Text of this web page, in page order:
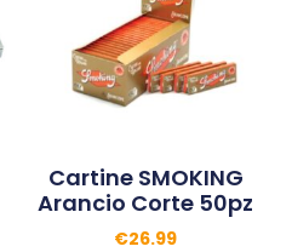
Cartine SMOKING
Arancio Corte 50pz
€26.99